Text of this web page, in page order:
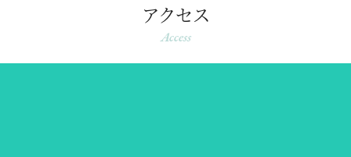
アクセス
Access